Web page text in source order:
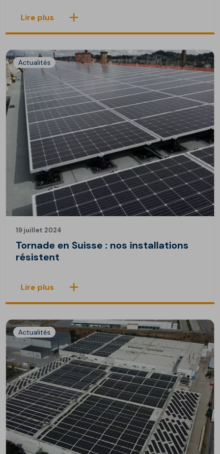
Lire plus
Actualités
19 juillet 2024
Tornade en Suisse : nos installations
résistent
Lire plus
Actualités